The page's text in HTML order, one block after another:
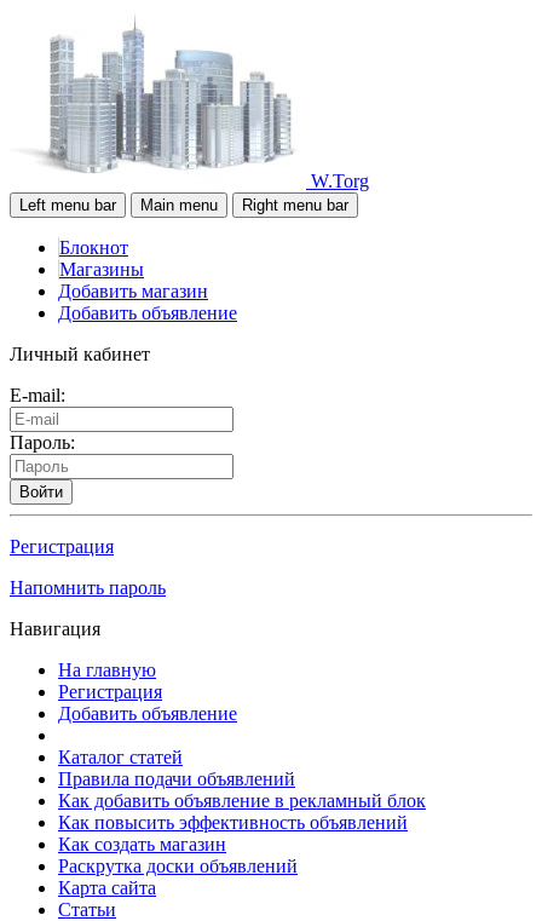
W.Torg
Left menu bar Main menu Right menu bar
Блокнот
Магазины
Добавить магазин
Добавить объявление
Личный кабинет
E-mail:
Пароль:
Войти
Регистрация
Напомнить пароль
Навигация
На главную
Регистрация
Добавить объявление
Каталог статей
Правила подачи объявлений
Как добавить объявление в рекламный блок
Как повысить эффективность объявлений
Как создать магазин
Раскрутка доски объявлений
Карта сайта
Статьи